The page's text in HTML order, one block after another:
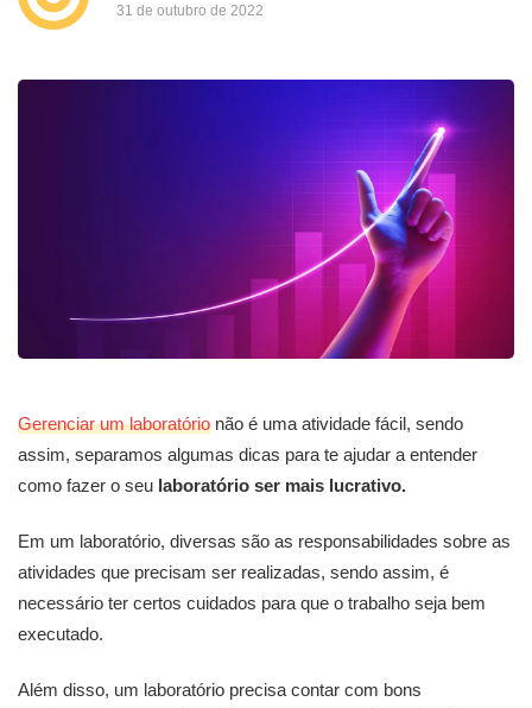
31 de outubro de 2022
Gerenciar um laboratório não é uma atividade fácil, sendo
assim, separamos algumas dicas para te ajudar a entender
como fazer o seu laboratório ser mais lucrativo.
Em um laboratório, diversas são as responsabilidades sobre as
atividades que precisam ser realizadas, sendo assim, é
necessário ter certos cuidados para que o trabalho seja bem
executado.
Além disso, um laboratório precisa contar com bons